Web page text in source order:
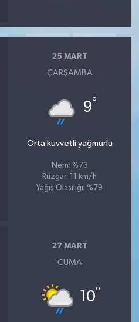
25 MART
ÇARŞAMBA
9°
Orta kuvvetli yağmurlu
Nem: %73
Rüzgar: 11 km/h
Yağış Olasılığı: %79
27 MART
CUMA
10°